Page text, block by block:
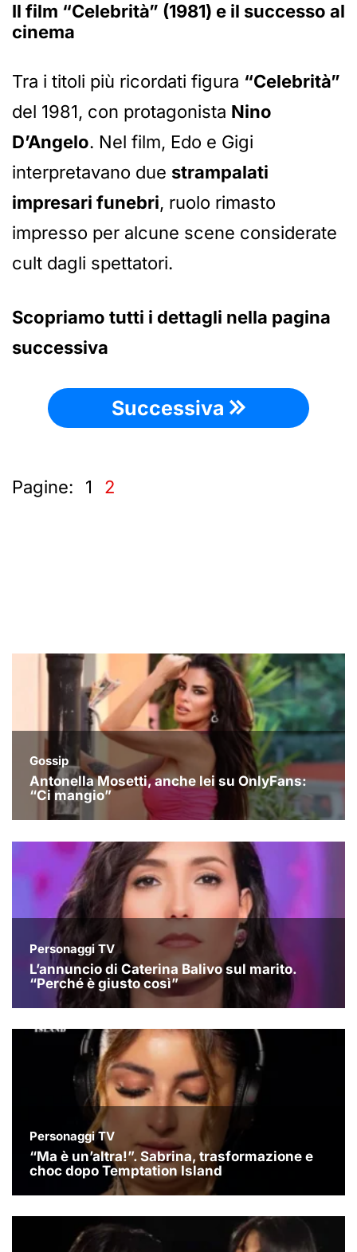
Il film “Celebrità” (1981) e il successo al
cinema
Tra i titoli più ricordati figura “Celebrità”
del 1981, con protagonista Nino
D’Angelo. Nel film, Edo e Gigi
interpretavano due strampalati
impresari funebri, ruolo rimasto
impresso per alcune scene considerate
cult dagli spettatori.
Scopriamo tutti i dettagli nella pagina
successiva
Successiva
Pagine: 1 2